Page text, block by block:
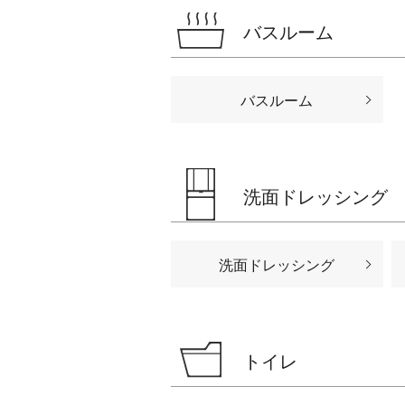
バスルーム
バスルーム
洗面ドレッシング
洗面ドレッシング
トイレ